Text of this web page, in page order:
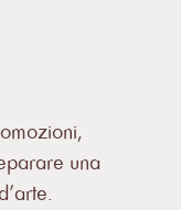
una